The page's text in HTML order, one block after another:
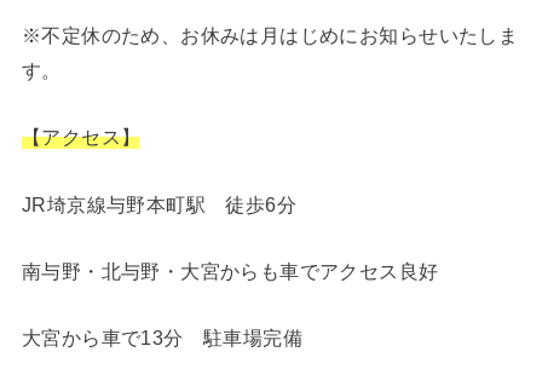
※不定休のため、お休みは月はじめにお知らせいたしま
す。
【アクセス】
JR埼京線与野本町駅 徒歩6分
南与野・北与野・大宮からも車でアクセス良好
大宮から車で13分 駐車場完備